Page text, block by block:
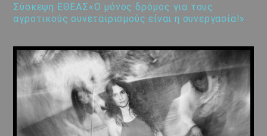
Σύσκεψη ΕΘΕΑΣ«Ο μόνος δρόμος για τους
αγροτικούς συνεταιρισμούς είναι η συνεργασία!»